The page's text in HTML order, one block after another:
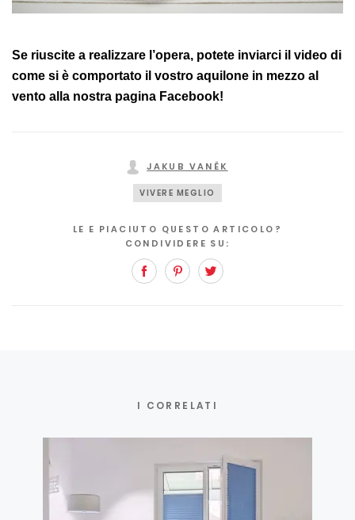
Se riuscite a realizzare l’opera, potete inviarci il video di
come si è comportato il vostro aquilone in mezzo al
vento alla nostra pagina Facebook!
JAKUB VANĚK
VIVERE MEGLIO
LE E PIACIUTO QUESTO ARTICOLO?
CONDIVIDERE SU:
FacebookPinterest
I CORRELATI